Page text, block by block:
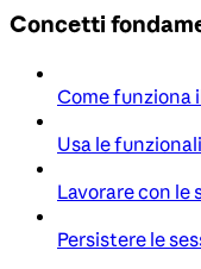
Concetti
Come funziona
Usa le
Lavorare con le
Persistere le